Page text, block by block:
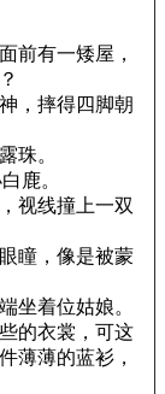
前有一矮屋，
，摔得四脚朝
珠。
鹿。
视线撞上一双
瞳，像是被蒙
坐着位姑娘。
的衣裳，可这
薄薄的蓝衫，